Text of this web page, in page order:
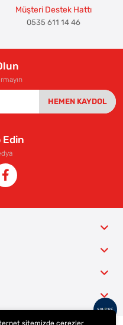
Müşteri Destek Hattı
0535 611 14 46
HEMEN KAYDOL
Edin
sitemizde çerezler